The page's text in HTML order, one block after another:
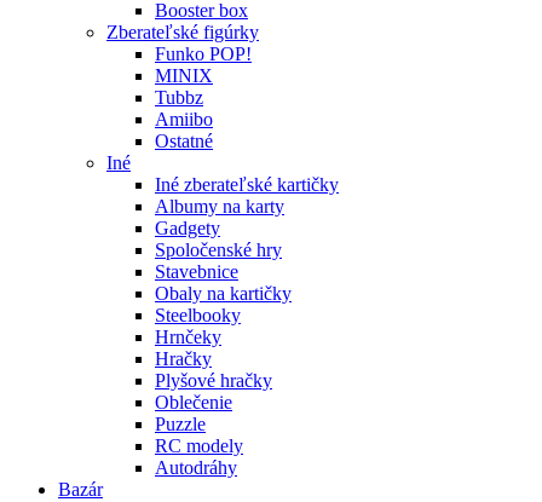
Booster box
Zberateľské figúrky
Funko POP!
MINIX
Tubbz
Amiibo
Ostatné
Iné
Iné zberateľské kartičky
Albumy na karty
Gadgety
Spoločenské hry
Stavebnice
Obaly na kartičky
Steelbooky
Hrnčeky
Hračky
Plyšové hračky
Oblečenie
Puzzle
RC modely
Autodráhy
Bazár